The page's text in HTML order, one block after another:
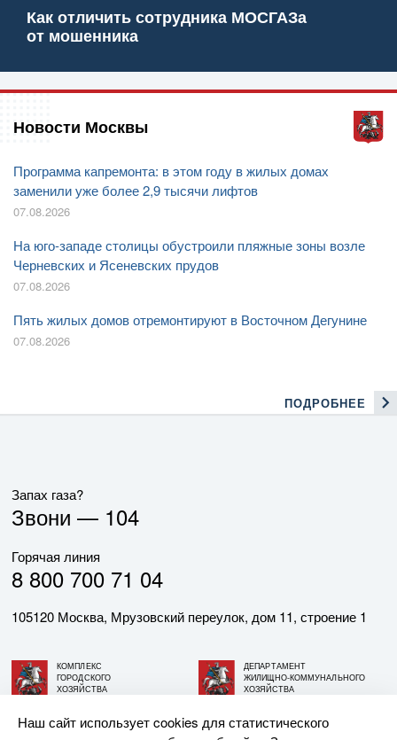
Как отличить сотрудника МОСГАЗа
от мошенника
Новости Москвы
Программа капремонта: в этом году в жилых домах
заменили уже более 2,9 тысячи лифтов
07.08.2026
На юго-западе столицы обустроили пляжные зоны возле
Черневских и Ясеневских прудов
07.08.2026
Пять жилых домов отремонтируют в Восточном Дегунине
07.08.2026
ПОДРОБНЕЕ
Запах газа?
Звони — 104
Горячая линия
8 800 700 71 04
105120 Москва, Мрузовский переулок, дом 11, строение 1
КОМПЛЕКС
ГОРОДСКОГО
ХОЗЯЙСТВА
ДЕПАРТАМЕНТ
ЖИЛИЩНО-КОММУНАЛЬНОГО
ХОЗЯЙСТВА
Наш сайт использует cookies для статистического